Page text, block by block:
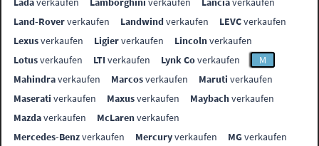
Land-Roververkaufen Landwindverkaufen LEVCverkaufen
Lexusverkaufen Ligierverkaufen Lincolnverkaufen
Lotusverkaufen LTIverkaufen Lynk Coverkaufen
M
Mahindraverkaufen Marcosverkaufen Maruti verkaufen
Maserati verkaufen Maxusverkaufen Maybachverkaufen
Mazdaverkaufen McLarenverkaufen
Mercedes-Benzverkaufen Mercuryverkaufen MGverkaufen